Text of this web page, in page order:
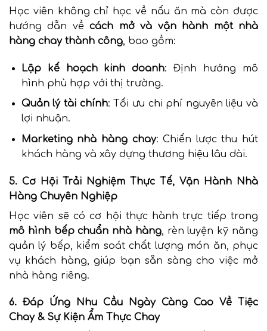
Học viên không chỉ học về nấu ăn mà còn được
hướng dẫn vềcách mở và vận hành một nhà
hàng chay thành công, bao gồm:
Lập kế hoạch kinh doanh: Định hướng mô
hình phù hợp với thị trường.
Quản lý tài chính: Tối ưu chi phí nguyên liệu và
lợi nhuận.
Marketing nhà hàng chay: Chiến lược thu hút
khách hàng và xây dựng thương hiệu lâu dài.
5. Cơ Hội Trải Nghiệm Thực Tế, Vận Hành Nhà
Hàng Chuyên Nghiệp
Học viên sẽ có cơ hội thực hành trực tiếp trong
mô hình bếp chuẩn nhà hàng, rèn luyện kỹ năng
quản lý bếp, kiểm soát chất lượng món ăn, phục
vụ khách hàng, giúp bạn sẵn sàng cho việc mở
nhà hàng riêng.
6. Đáp Ứng Nhu Cầu Ngày Càng Cao Về Tiệc
Chay & Sự Kiện Ẩm Thực Chay